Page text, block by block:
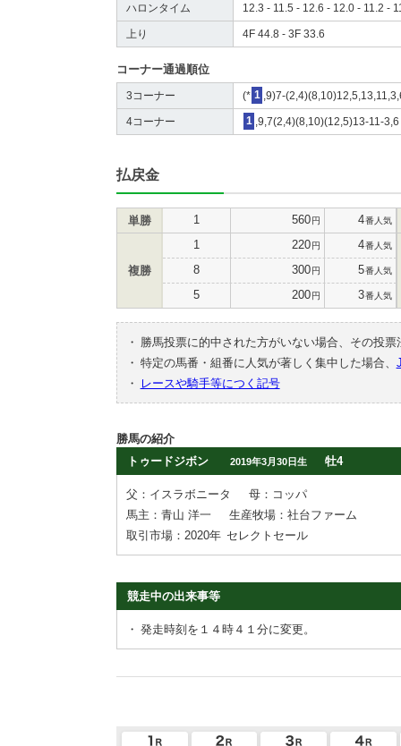
ハロンタイム 12.3 - 11.5 - 12.6 - 12.0 - 11.2 -
上り 4F 44.8 - 3F 33.6
コーナー通過順位
3コーナー (* 1 ,9)7-
4コーナー 1 ,9,7(2,4)(8,10)(12,5)13-11-3,6
払戻金
単勝 1 560円 4番人気
複勝
1 220円 4番人気
8 300円 5番人気
5 200円 3番人気
・
勝馬投票に的中された方がいない場合、その投
・ 特定の馬番・組番に人気が著しく集中した場合、
・
レースや騎手等につく記号
勝馬の紹介
トゥードジボン
2019年3月30日生 牡4
父：イスラボニータ
母：コッパ
馬主：青山 洋一
生産牧場：社台ファーム
取引市場：2020年 セレクトセール
競走中の出来事等
・ 発走時刻を１４時４１分に変更。